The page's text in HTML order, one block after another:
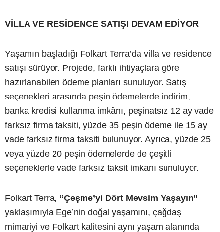
VİLLA VE RESİDENCE SATIŞI DEVAM EDİYOR
Yaşamın başladığı Folkart Terra’da villa ve residence
satışı sürüyor. Projede, farklı ihtiyaçlara göre
hazırlanabilen ödeme planları sunuluyor. Satış
seçenekleri arasında peşin ödemelerde indirim,
banka kredisi kullanma imkânı, peşinatsız 12 ay vade
farksız firma taksiti, yüzde 35 peşin ödeme ile 15 ay
vade farksız firma taksiti bulunuyor. Ayrıca, yüzde 25
veya yüzde 20 peşin ödemelerde de çeşitli
seçeneklerle vade farksız taksit imkanı sunuluyor.
Folkart Terra, “Çeşme’yi Dört Mevsim Yaşayın”
yaklaşımıyla Ege’nin doğal yaşamını, çağdaş
mimariyi ve Folkart kalitesini aynı yaşam alanında